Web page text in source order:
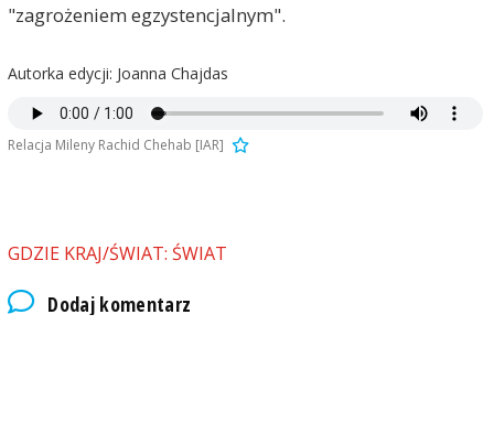
"zagrożeniem egzystencjalnym".
Autorka edycji: Joanna Chajdas
Relacja Mileny Rachid Chehab [IAR]
GDZIE KRAJ/ŚWIAT: ŚWIAT
Dodaj komentarz